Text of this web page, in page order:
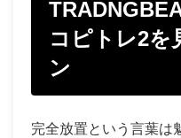
コピトレ2を
ン
完全放置という言葉は